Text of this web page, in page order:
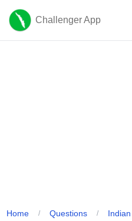
Challenger App
Home / Questions /